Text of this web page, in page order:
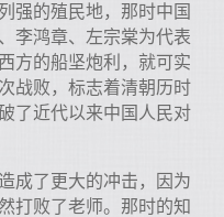
强的殖民地，那时中国
李鸿章、左宗棠为代表
方的船坚炮利，就可实
战败，标志着清朝历时
了近代以来中国人民对
成了更大的冲击，因为
打败了老师。那时的知